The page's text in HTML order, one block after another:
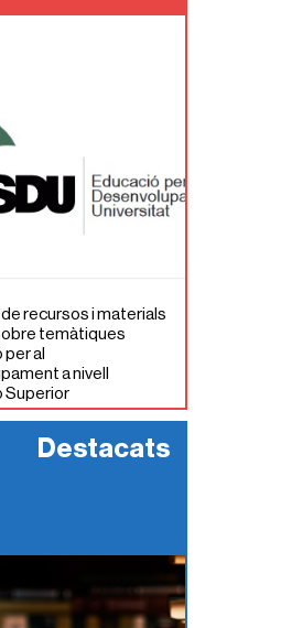
recursos i materials
temàtiques
per al
a nivell
Superior
Destacats